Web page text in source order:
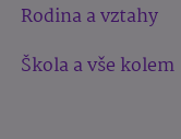
Rodina a vztahy
Škola a vše kolem